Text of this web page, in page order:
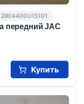
2904400U15101
передний JAC
Купить